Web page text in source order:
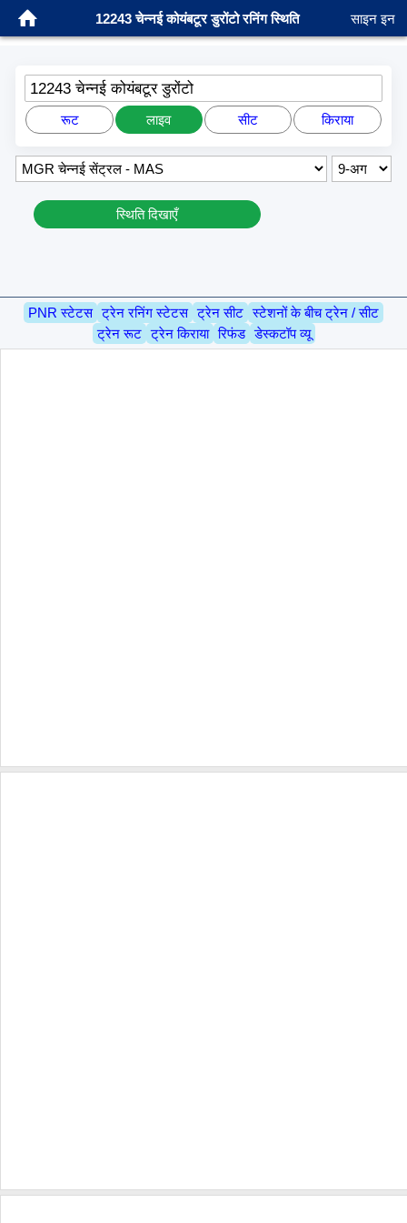
12243 चेन्नई कोयंबटूर डुरोंटो रनिंग स्थिति साइन इन
12243 चेन्नई कोयंबटूर डुरोंटो
रूट लाइव सीट किराया
स्थिति दिखाएँ
PNR स्टेटस ट्रेन रनिंग स्टेटस ट्रेन सीट स्टेशनों के बीच ट्रेन / सीट
ट्रेन रूट ट्रेन किराया रिफंड डेस्कटॉप व्यू